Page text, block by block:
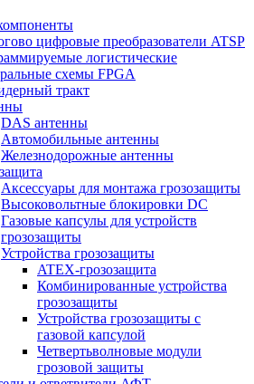
цифровые преобразователи ATSP
логистические
схемы FPGA
тракт
DAS антенны
Автомобильные антенны
Железнодорожные антенны
Аксессуары для монтажа грозозащиты
Высоковольтные блокировки DC
Газовые капсулы для устройств
грозозащиты
Устройства грозозащиты
ATEX-грозозащита
Комбинированные устройства
грозозащиты
Устройства грозозащиты с
газовой капсулой
Четвертьволновые модули
грозовой защиты